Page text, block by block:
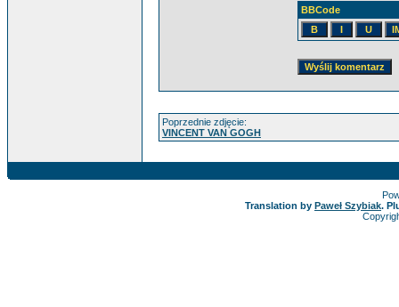
BBCode
Poprzednie zdjęcie:
VINCENT VAN GOGH
Translation by Paweł Szybiak.